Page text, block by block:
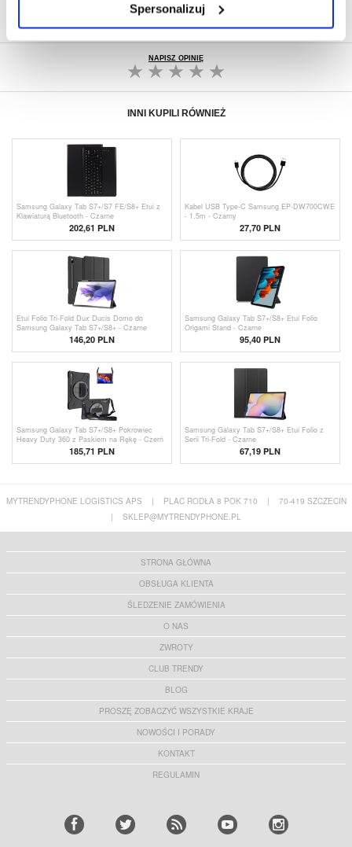
Spersonalizuj
PONAD 8 000 000 ZADOWOLONYCH
NAPISZ OPINIĘ
INNI KUPILI RÓWNIEŻ
Samsung Galaxy Tab S7+/S7 FE/S8+ Etui z
Klawiaturą Bluetooth - Czarne
202,61 PLN
Kabel USB Type-C Samsung EP-DW700CWE
- 1.5m - Czarny
27,70 PLN
Etui Folio Tri-Fold Dux Ducis Domo do
Samsung Galaxy Tab S7+/S8+ - Czarne
146,20 PLN
Samsung Galaxy Tab S7+/S8+ Etui Folio
Origami Stand - Czarne
95,40 PLN
Samsung Galaxy Tab S7+/S8+ Pokrowiec
Heavy Duty 360 z Paskiem na Rękę - Czerń
185,71 PLN
Samsung Galaxy Tab S7+/S8+ Etui Folio z
Serii Tri-Fold - Czarne
67,19 PLN
MYTRENDYPHONE LOGISTICS APS | PLAC RODŁA 8 POK 710 |
70-419 SZCZECIN
|
SKLEP@MYTRENDYPHONE.PL
STRONA GŁÓWNA
OBSŁUGA KLIENTA
ŚLEDZENIE ZAMÓWIENIA
O NAS
ZWROTY
CLUB TRENDY
BLOG
PROSZĘ ZOBACZYĆ WSZYSTKIE KRAJE
NOWOŚCI I PORADY
KONTAKT
REGULAMIN